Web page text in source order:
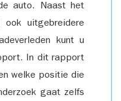
auto. Naast het
uitgebreidere
kunt u
In dit rapport
welke positie die
gaat zelfs